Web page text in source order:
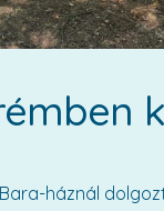
háznál